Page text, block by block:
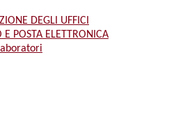
DEGLI UFFICI
E POSTA ELETTRONICA